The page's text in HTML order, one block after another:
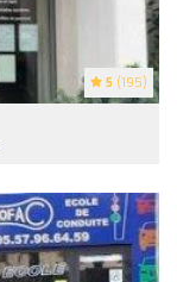
5 (195)